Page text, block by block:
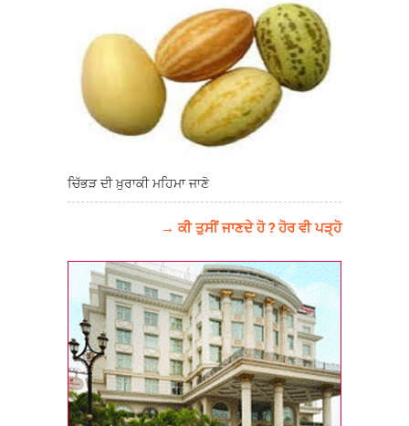
ਚਿੱਭੜ ਦੀ ਖ਼ੁਰਾਕੀ ਮਹਿਮਾ ਜਾਣੋ
→ ਕੀ ਤੁਸੀਂ ਜਾਣਦੇ ਹੋ ? ਹੋਰ ਵੀ ਪੜ੍ਹੋ